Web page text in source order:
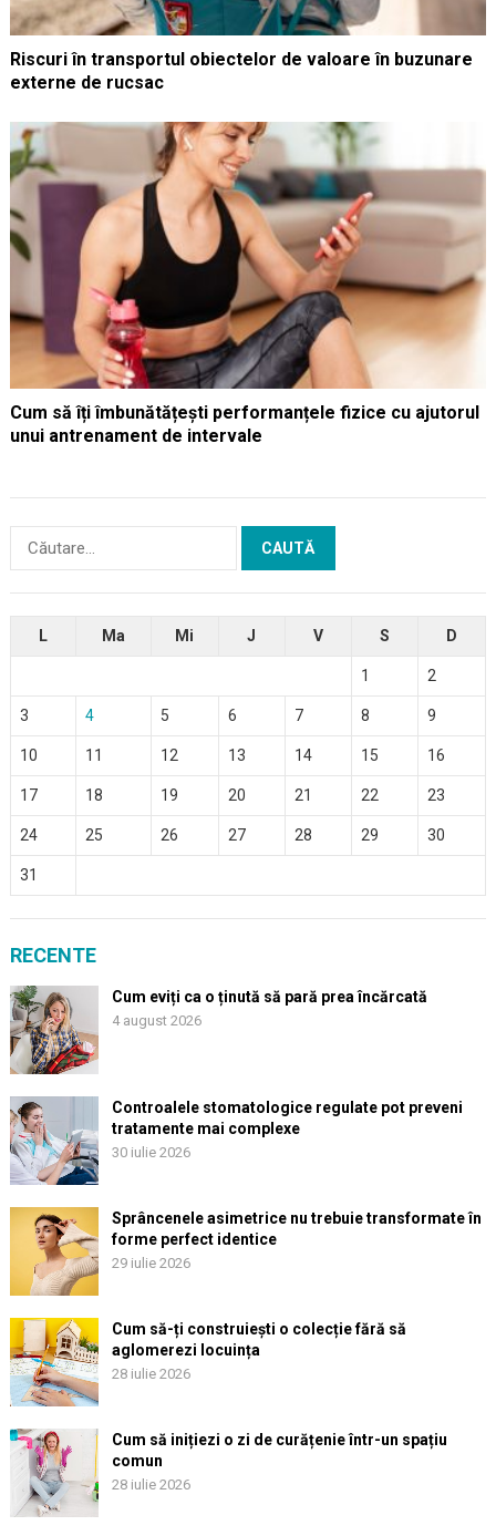
Riscuri în transportul obiectelor de valoare în buzunare
externe de rucsac
Cum să îți îmbunătățești performanțele fizice cu ajutorul
unui antrenament de intervale
după:
L Ma Mi J V S D
1 2
3 4 5 6 7 8 9
10 11 12 13 14 15 16
17 18 19 20 21 22 23
24 25 26 27 28 29 30
31
RECENTE
Cum eviți ca o ținută să pară prea încărcată
4 august 2026
Controalele stomatologice regulate pot preveni
tratamente mai complexe
30 iulie 2026
Sprâncenele asimetrice nu trebuie transformate în
forme perfect identice
29 iulie 2026
Cum să-ți construiești o colecție fără să
aglomerezi locuința
28 iulie 2026
Cum să inițiezi o zi de curățenie într-un spațiu
comun
28 iulie 2026